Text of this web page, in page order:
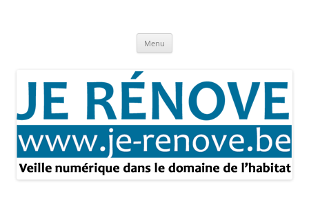
Menu